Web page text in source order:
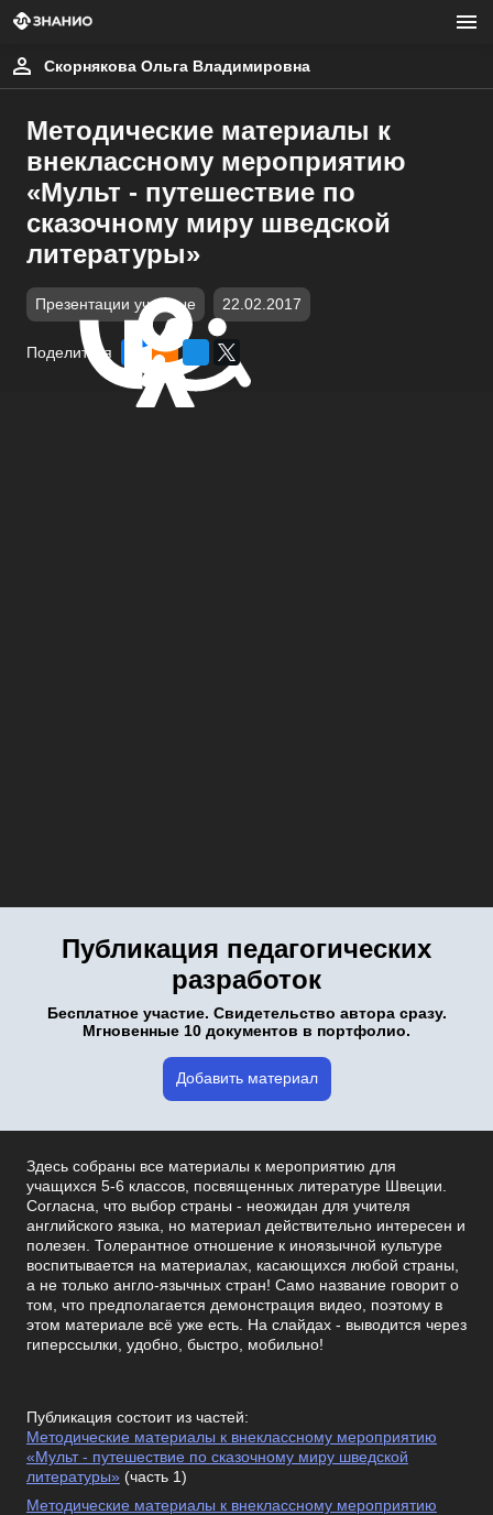
Скорнякова Ольга Владимировна
Методические материалы к
внеклассному мероприятию
«Мульт - путешествие по
сказочному миру шведской
литературы»
Презентации учебные 22.02.2017
Поделиться
Публикация педагогических
разработок
Бесплатное участие. Свидетельство автора сразу.
Мгновенные 10 документов в портфолио.
Добавить материал
Здесь собраны все материалы к мероприятию для
учащихся 5-6 классов, посвященных литературе Швеции.
Согласна, что выбор страны - неожидан для учителя
английского языка, но материал действительно интересен и
полезен. Толерантное отношение к иноязычной культуре
воспитывается на материалах, касающихся любой страны,
а не только англо-язычных стран! Само название говорит о
том, что предполагается демонстрация видео, поэтому в
этом материале всё уже есть. На слайдах - выводится через
гиперссылки, удобно, быстро, мобильно!
Публикация состоит из частей:
Методические материалы к внеклассному мероприятию
«Мульт - путешествие по сказочному миру шведской
литературы» (часть 1)
Методические материалы к внеклассному мероприятию